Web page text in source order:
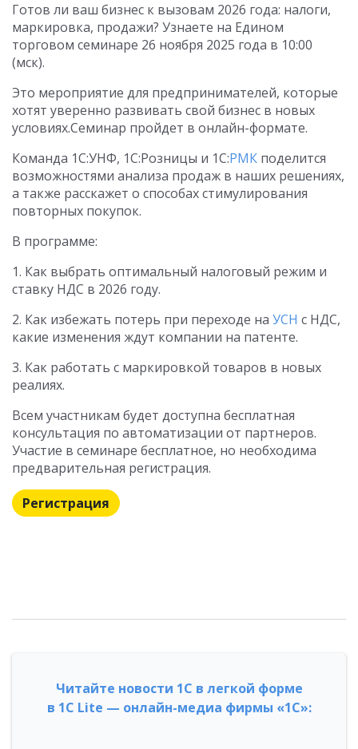
Готов ли ваш бизнес к вызовам 2026 года: налоги,
маркировка, продажи? Узнаете на Едином
торговом семинаре 26 ноября 2025 года в 10:00
(мск).
Это мероприятие для предпринимателей, которые
хотят уверенно развивать свой бизнес в новых
условиях.Семинар пройдет в онлайн-формате.
Команда 1С:УНФ, 1С:Розницы и 1С:РМК поделится
возможностями анализа продаж в наших решениях,
а также расскажет о способах стимулирования
повторных покупок.
В программе:
1. Как выбрать оптимальный налоговый режим и
ставку НДС в 2026 году.
2. Как избежать потерь при переходе на УСН с НДС,
какие изменения ждут компании на патенте.
3. Как работать с маркировкой товаров в новых
реалиях.
Всем участникам будет доступна бесплатная
консультация по автоматизации от партнеров.
Участие в семинаре бесплатное, но необходима
предварительная регистрация.
Регистрация
Читайте новости 1С в легкой форме
в 1С Lite — онлайн-медиа фирмы «1С»: